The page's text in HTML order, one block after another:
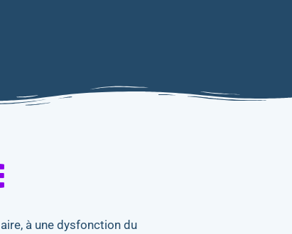
à une dysfonction du